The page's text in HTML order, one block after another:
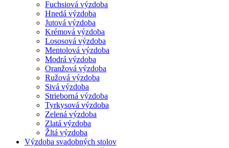
Fuchsiová výzdoba
Hnedá výzdoba
Jutová výzdoba
Krémová výzdoba
Lososová výzdoba
Mentolová výzdoba
Modrá výzdoba
Oranžová výzdoba
Ružová výzdoba
Sivá výzdoba
Strieborná výzdoba
Tyrkysová výzdoba
Zelená výzdoba
Zlatá výzdoba
Žltá výzdoba
Výzdoba svadobných stolov